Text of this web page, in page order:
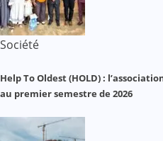
Société
Help To Oldest (HOLD) :
au premier semestre de 2026